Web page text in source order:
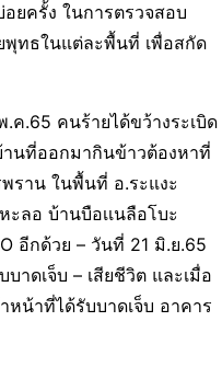
ยครั้ง ในการตรวจสอบ
ทธในแต่ละพื้นที่ เพื่อสกัด
.65 คนร้ายได้ขว้างระเบิด
านที่ออกมากินข้าวต้องหาที่
ราน ในพื้นที่ อ.ระแงะ
ลอ บ้านบือเเนลือโบะ
อีกด้วย – วันที่ 21 มิ.ย.65
าดเจ็บ – เสียชีวิต และเมื่อ
น้าที่ได้รับบาดเจ็บ อาคาร